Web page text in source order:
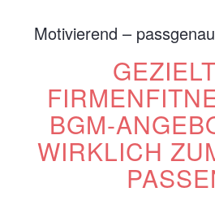
Motivierend –
BGM-
WIRKLICH